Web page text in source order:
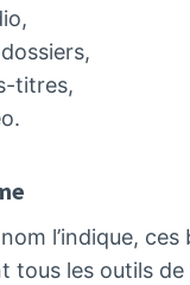
titres,
l’indique, ces
tous les outils